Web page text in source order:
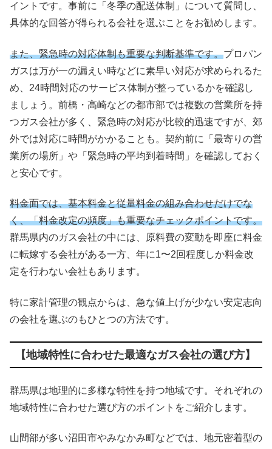
イントです。事前に「冬季の配送体制」について質問し、
具体的な回答が得られる会社を選ぶことをお勧めします。
また、緊急時の対応体制も重要な判断基準です。プロパン
ガスは万が一の漏えい時などに素早い対応が求められるた
め、24時間対応のサービス体制が整っているかを確認し
ましょう。前橋・高崎などの都市部では複数の営業所を持
つガス会社が多く、緊急時の対応が比較的迅速ですが、郊
外では対応に時間がかかることも。契約前に「最寄りの営
業所の場所」や「緊急時の平均到着時間」を確認しておく
と安心です。
料金面では、基本料金と従量料金の組み合わせだけでな
く、「料金改定の頻度」も重要なチェックポイントです。
群馬県内のガス会社の中には、原料費の変動を即座に料金
に転嫁する会社がある一方、年に1〜2回程度しか料金改
定を行わない会社もあります。
特に家計管理の観点からは、急な値上げが少ない安定志向
の会社を選ぶのもひとつの方法です。
【地域特性に合わせた最適なガス会社の選び方】
群馬県は地理的に多様な特性を持つ地域です。それぞれの
地域特性に合わせた選び方のポイントをご紹介します。
山間部が多い沼田市やみなかみ町などでは、地元密着型の